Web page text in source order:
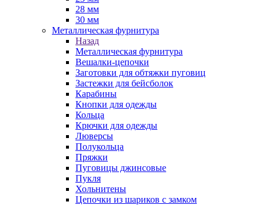
28 мм
30 мм
Металлическая фурнитура
Назад
Металлическая фурнитура
Вешалки-цепочки
Заготовки для обтяжки пуговиц
Застежки для бейсболок
Карабины
Кнопки для одежды
Кольца
Крючки для одежды
Люверсы
Полукольца
Пряжки
Пуговицы джинсовые
Пукля
Хольнитены
Цепочки из шариков с замком